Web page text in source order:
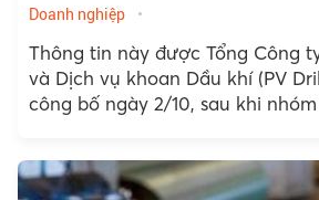
Doanh nghiệp
Thông tin này được Tổng Công
và Dịch vụ khoan Dầu khí (PV
công bố ngày 2/10, sau khi